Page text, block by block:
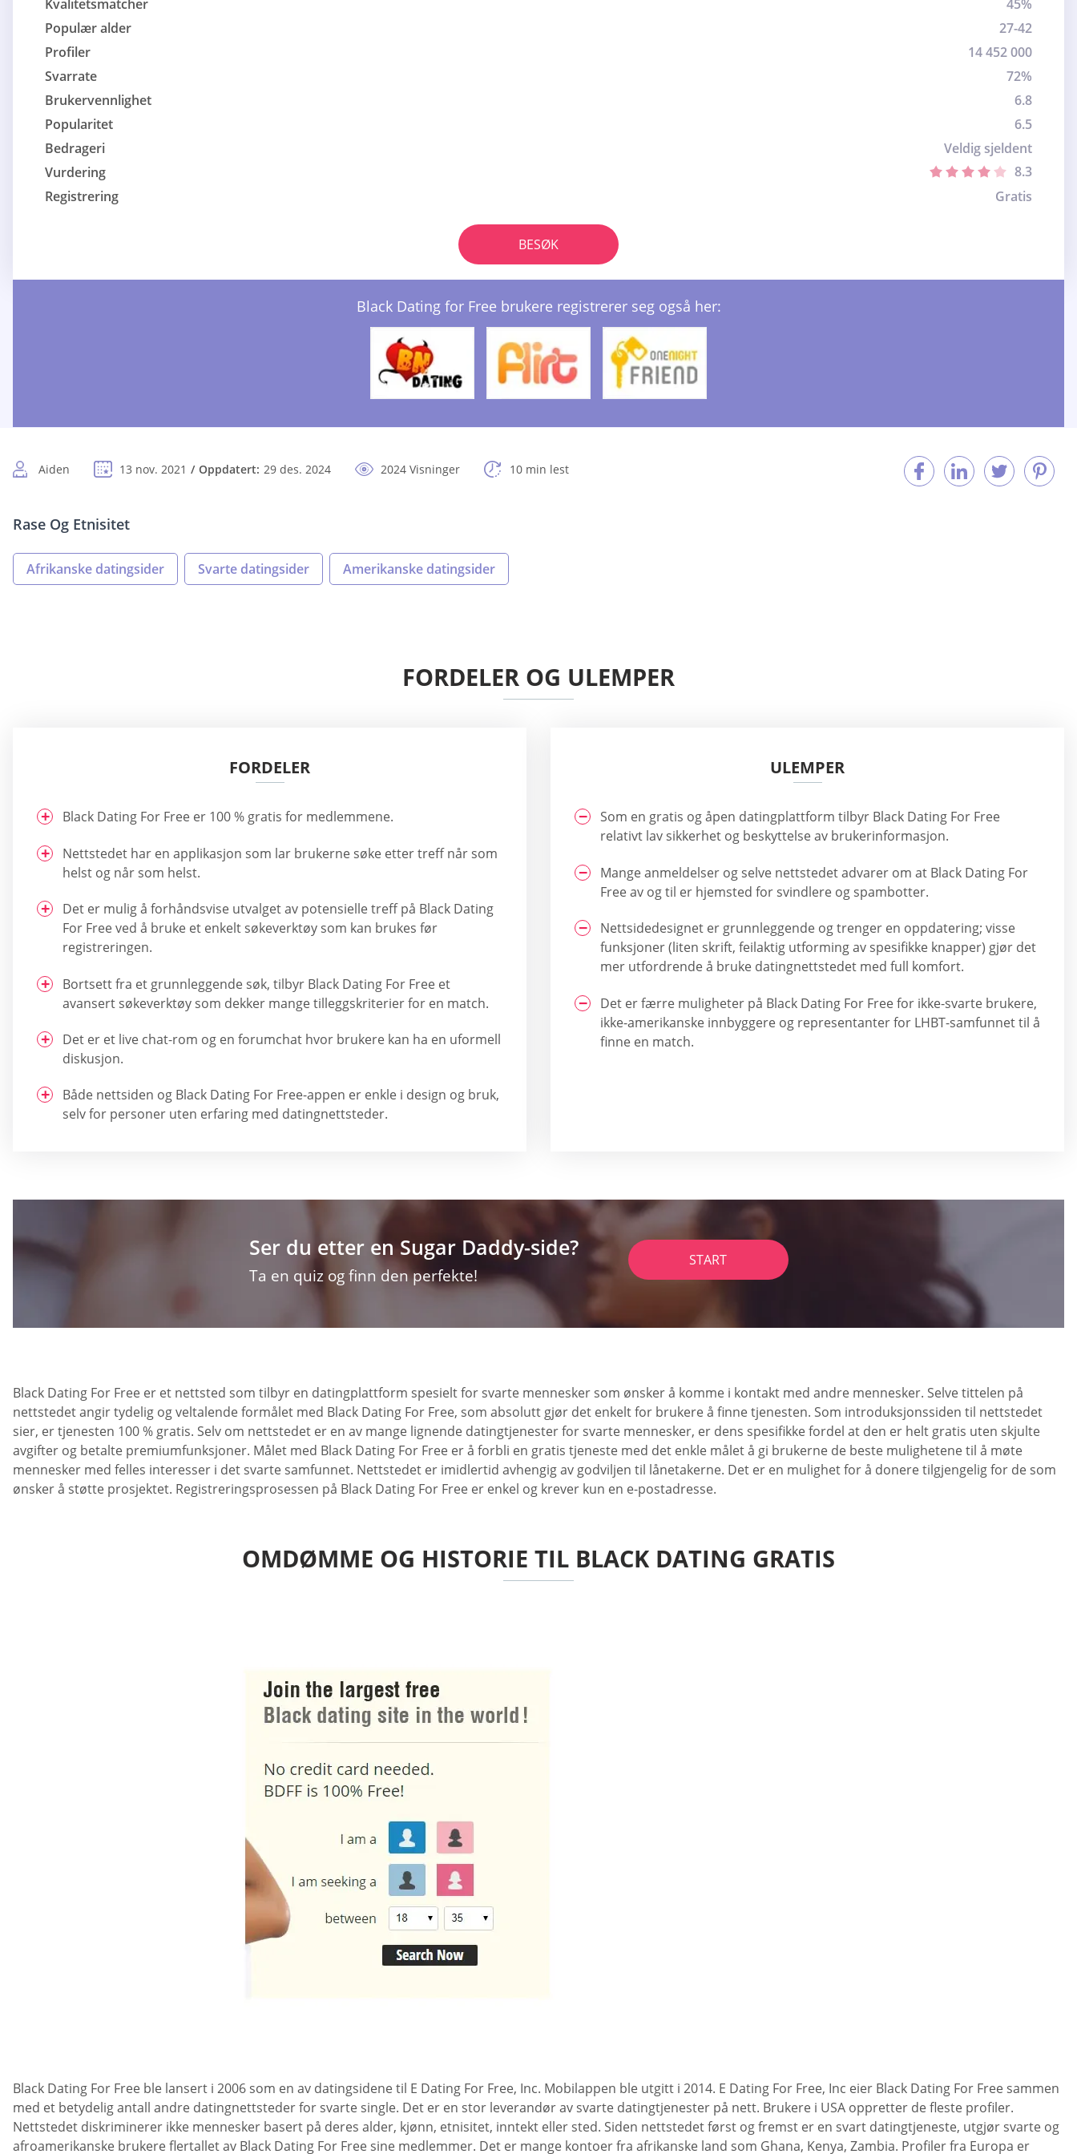
Kvalitetsmatcher
45%
Populær alder
27-42
Profiler
14 452 000
Svarrate
72%
Brukervennlighet
6.8
Popularitet
6.5
Bedrageri
Veldig sjeldent
Vurdering
8.3
Registrering
Gratis
BESØK
Black Dating for Free brukere registrerer seg også her:
Aiden 13 nov. 2021 Oppdatert: 29 des. 2024 2024 Visninger 10 min lest
Rase Og Etnisitet
Afrikanske datingsider Svarte datingsider Amerikanske datingsider
FORDELER OG ULEMPER
FORDELER
Black Dating For Free er 100 % gratis for medlemmene.
Nettstedet har en applikasjon som lar brukerne søke etter treff når som
helst og når som helst.
Det er mulig å forhåndsvise utvalget av potensielle treff på Black Dating
For Free ved å bruke et enkelt søkeverktøy som kan brukes før
registreringen.
Bortsett fra et grunnleggende søk, tilbyr Black Dating For Free et
avansert søkeverktøy som dekker mange tilleggskriterier for en match.
Det er et live chat-rom og en forumchat hvor brukere kan ha en uformell
diskusjon.
Både nettsiden og Black Dating For Free-appen er enkle i design og bruk,
selv for personer uten erfaring med datingnettsteder.
ULEMPER
Som en gratis og åpen datingplattform tilbyr Black Dating For Free
relativt lav sikkerhet og beskyttelse av brukerinformasjon.
Mange anmeldelser og selve nettstedet advarer om at Black Dating For
Free av og til er hjemsted for svindlere og spambotter.
Nettsidedesignet er grunnleggende og trenger en oppdatering; visse
funksjoner (liten skrift, feilaktig utforming av spesifikke knapper) gjør det
mer utfordrende å bruke datingnettstedet med full komfort.
Det er færre muligheter på Black Dating For Free for ikke-svarte brukere,
ikke-amerikanske innbyggere og representanter for LHBT-samfunnet til å
finne en match.
Ser du etter en Sugar Daddy-side?
Ta en quiz og finn den perfekte!
START
Black Dating For Free er et nettsted som tilbyr en datingplattform spesielt for svarte mennesker som ønsker å komme i kontakt med andre mennesker. Selve tittelen på
nettstedet angir tydelig og veltalende formålet med Black Dating For Free, som absolutt gjør det enkelt for brukere å finne tjenesten. Som introduksjonssiden til nettstedet
sier, er tjenesten 100 % gratis. Selv om nettstedet er en av mange lignende datingtjenester for svarte mennesker, er dens spesifikke fordel at den er helt gratis uten skjulte
avgifter og betalte premiumfunksjoner. Målet med Black Dating For Free er å forbli en gratis tjeneste med det enkle målet å gi brukerne de beste mulighetene til å møte
mennesker med felles interesser i det svarte samfunnet. Nettstedet er imidlertid avhengig av godviljen til lånetakerne. Det er en mulighet for å donere tilgjengelig for de som
ønsker å støtte prosjektet. Registreringsprosessen på Black Dating For Free er enkel og krever kun en e-postadresse.
OMDØMME OG HISTORIE TIL BLACK DATING GRATIS
Black Dating For Free ble lansert i 2006 som en av datingsidene til E Dating For Free, Inc. Mobilappen ble utgitt i 2014. E Dating For Free, Inc eier Black Dating For Free sammen
med et betydelig antall andre datingnettsteder for svarte single. Det er en stor leverandør av svarte datingtjenester på nett. Brukere i USA oppretter de fleste profiler.
Nettstedet diskriminerer ikke mennesker basert på deres alder, kjønn, etnisitet, inntekt eller sted. Siden nettstedet først og fremst er en svart datingtjeneste, utgjør svarte og
afroamerikanske brukere flertallet av Black Dating For Free sine medlemmer. Det er mange kontoer fra afrikanske land som Ghana, Kenya, Zambia. Profiler fra Europa er